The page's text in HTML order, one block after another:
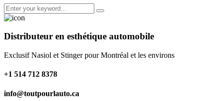
Distributeur en esthétique automobile
Exclusif Nasiol et Stinger pour Montréal et les environs
+1 514 712 8378
info@toutpourlauto.ca